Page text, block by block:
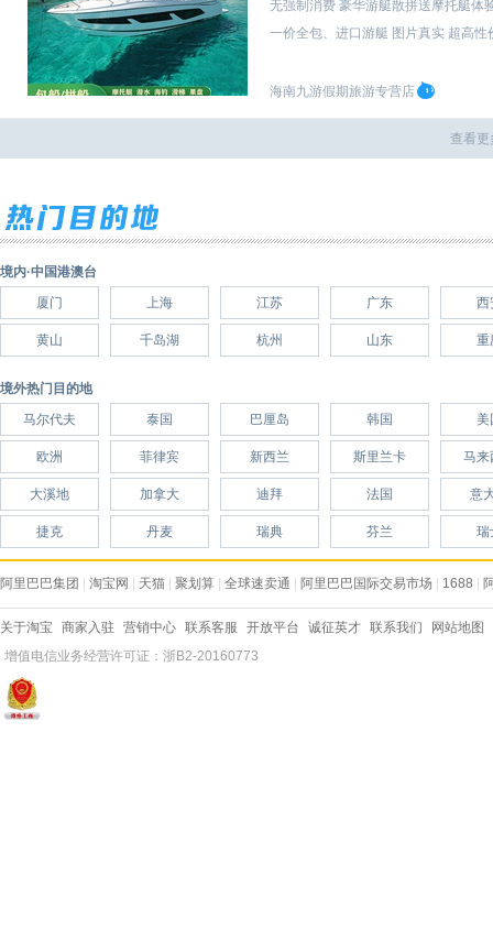
无强制消费 豪华游艇散拼送摩托艇体
一价全包、进口游艇 图片真实 超高性
海南九游假期旅游专营店
查看更
境内·中国港澳台
厦门
上海 江苏 广东 西
黄山 千岛湖 杭州 山东 重
境外热门目的地
马尔代夫
泰国 巴厘岛 韩国 美
欧洲 菲律宾 新西兰 斯里兰卡 马来
大溪地 加拿大 迪拜 法国 意
捷克 丹麦 瑞典 芬兰 瑞
阿里巴巴集团 淘宝网 天猫 聚划算 全球速卖通 阿里巴巴国际交易市场 1688
关于淘宝 商家入驻 营销中心 联系客服 开放平台 诚征英才 联系我们
网站地图
增值电信业务经营许可证：浙B2-20160773